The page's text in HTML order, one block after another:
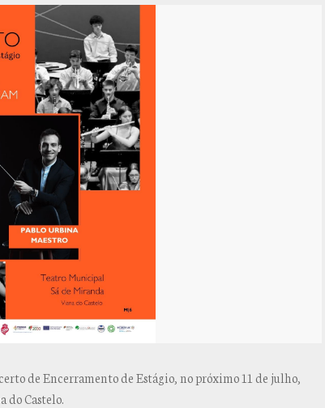
de Encerramento de Estágio, no próximo 11 de julho,
do Castelo.